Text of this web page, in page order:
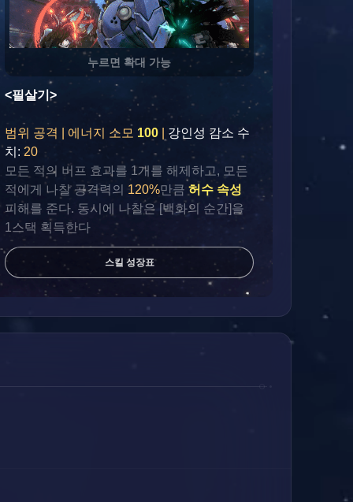
누르면 확대 가능
<필살기>
범위 공격 | 에너지 소모 100
강인성 감소 수
치: 20
모든 적의 버프 효과를 1개를 해제하고, 모든
적에게 나찰 공격력의 120%만큼 허수 속성
피해를 준다. 동시에 나찰은 [백화의 순간]을
1스택 획득한다
스킬 성장표